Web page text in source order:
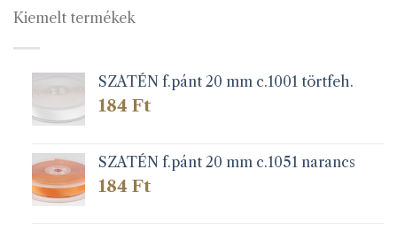
Kiemelt termékek
SZATÉN f.pánt 20 mm c.1001 törtfeh.
184 Ft
SZATÉN f.pánt 20 mm c.1051 narancs
184 Ft